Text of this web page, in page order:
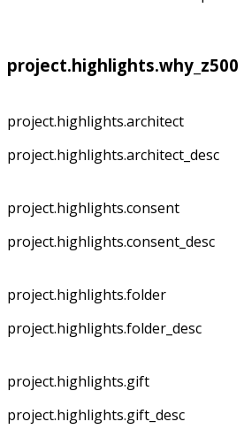
project.highlights.why_z500
project.highlights.architect
project.highlights.architect_desc
project.highlights.consent
project.highlights.consent_desc
project.highlights.folder
project.highlights.folder_desc
project.highlights.gift
project.highlights.gift_desc